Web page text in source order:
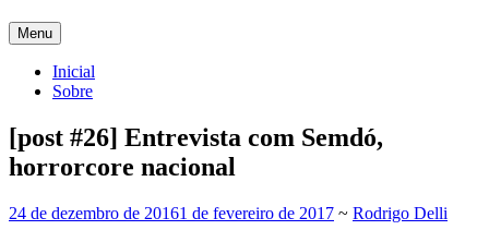
Menu
Inicial
Sobre
[post #26] Entrevista com Semdó,
horrorcore nacional
24 de dezembro de 20161 de fevereiro de 2017 ~ Rodrigo Delli